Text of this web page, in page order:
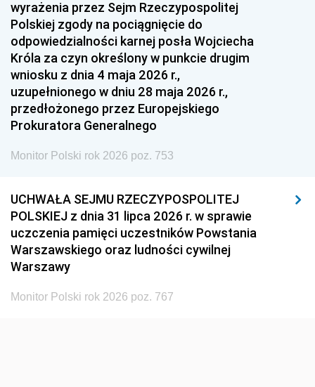
1951 1950 1949
1948 1947
1939 1938 1937
1936 1930
wyrażenia przez Sejm Rzeczypospolitej
Polskiej zgody na pociągnięcie do
odpowiedzialności karnej posła Wojciecha
Króla za czyn określony w punkcie drugim
wniosku z dnia 4 maja 2026 r.,
uzupełnionego w dniu 28 maja 2026 r.,
przedłożonego przez Europejskiego
Prokuratora Generalnego
Monitor Polski rok 2026 poz. 753
UCHWAŁA SEJMU RZECZYPOSPOLITEJ
POLSKIEJ z dnia 31 lipca 2026 r. w sprawie
uczczenia pamięci uczestników Powstania
Warszawskiego oraz ludności cywilnej
Warszawy
Monitor Polski rok 2026 poz. 767